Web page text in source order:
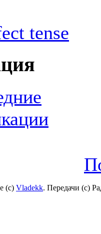
tense
(с) Vladekk. Передачи (с)